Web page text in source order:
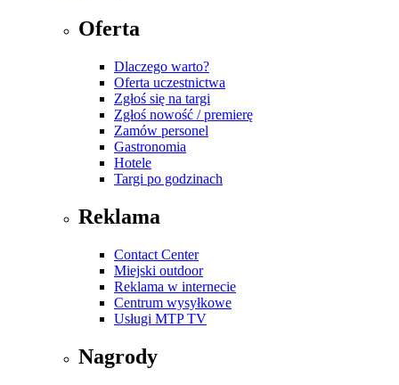
Oferta
Dlaczego warto?
Oferta uczestnictwa
Zgłoś się na targi
Zgłoś nowość / premierę
Zamów personel
Gastronomia
Hotele
Targi po godzinach
Reklama
Contact Center
Miejski outdoor
Reklama w internecie
Centrum wysyłkowe
Usługi MTP TV
Nagrody